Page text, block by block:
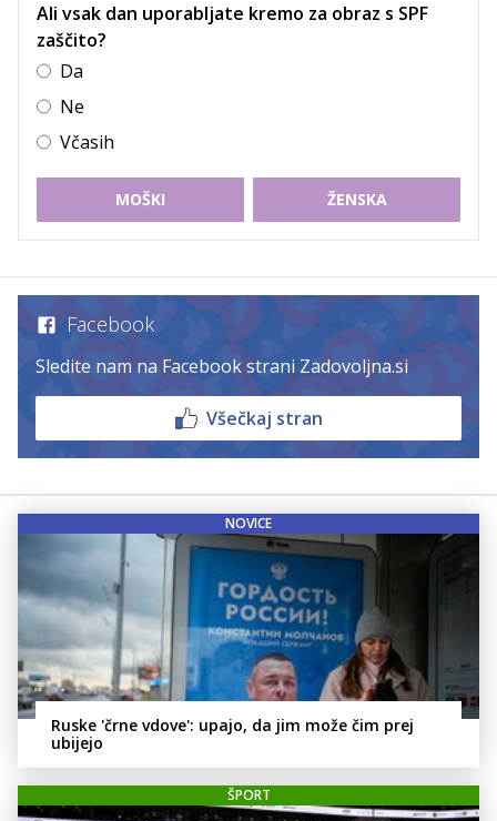
Ali vsak dan uporabljate kremo za obraz s SPF
zaščito?
Da
Ne
Včasih
MOŠKI ŽENSKA
Facebook
Sledite nam na Facebook strani Zadovoljna.si
Všečkaj stran
NOVICE
Ruske 'črne vdove': upajo, da jim može čim prej
ubijejo
ŠPORT